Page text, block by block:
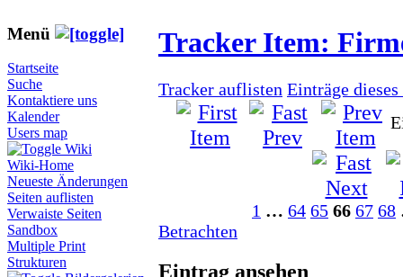
Menü
Startseite
Suche
Kontaktiere uns
Kalender
Users map
Wiki
Wiki-Home
Neueste Änderungen
Seiten auflisten
Verwaiste Seiten
Sandbox
Multiple Print
Strukturen
Tracker Item:
Tracker auflisten Einträge dieses
1 … 64 65 66 67 68
Betrachten
Eintrag ansehen